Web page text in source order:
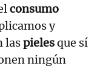
consumo
y
laspielesque sí
ningún